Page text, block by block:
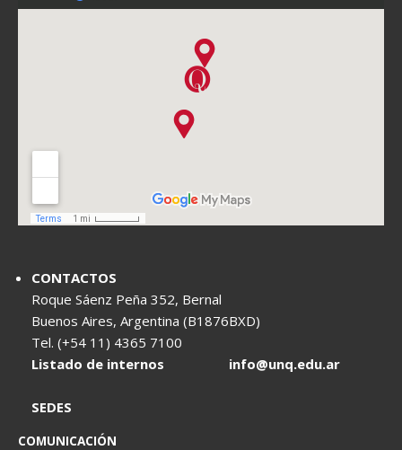
CONTACTOS
Roque Sáenz Peña 352, Bernal
Buenos Aires, Argentina (B1876BXD)
Tel. (+54 11) 4365 7100
Listado de internos
info@unq.edu.ar
SEDES
COMUNICACIÓN